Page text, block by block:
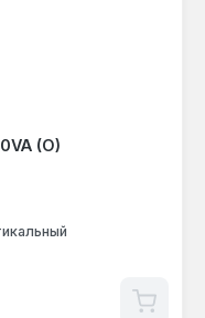
(O)